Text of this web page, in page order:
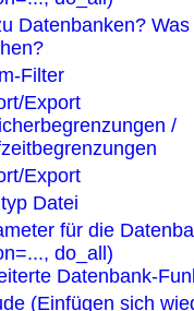
Datenbanken?
Filter
Export
/
Export
Datei
für die
do_all)
Datenbank-
(Einfügen sich